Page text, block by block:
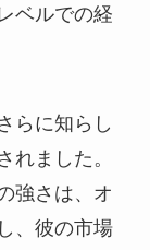
ベルでの経
らに知らし
れました。
強さは、オ
、彼の市場